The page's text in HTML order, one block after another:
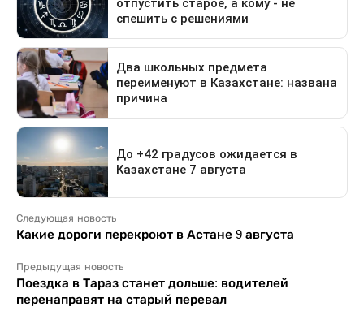
Следующая новость
Какие дороги перекроют в Астане 9 августа
Предыдущая новость
Поездка в Тараз станет дольше: водителей
перенаправят на старый перевал